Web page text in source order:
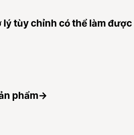
lý tùy chỉnh có thể làm được
phẩm→